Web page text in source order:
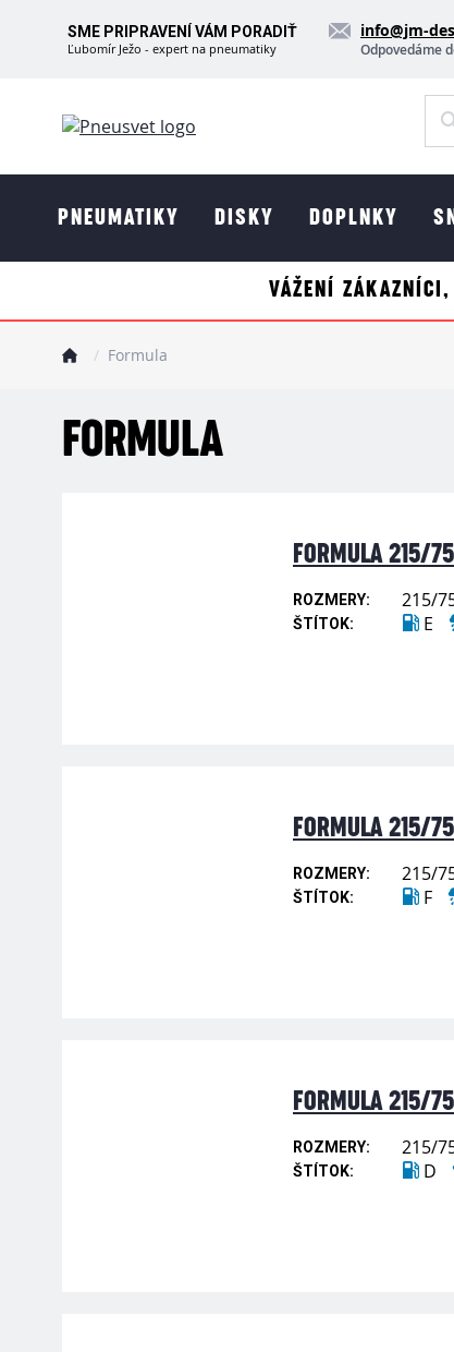
SME PRIPRAVENÍ VÁM PORADIŤ
Ľubomír Ježo - expert na pneumatiky
info@jm-
Odpovedáme
PNEUMATIKY DISKY DOPLNKY
VÁŽENÍ
Formula
FORMULA
FORMULA 215/
ROZMERY: 215/
ŠTÍTOK: E
FORMULA 215/
ROZMERY: 215/
ŠTÍTOK: F
FORMULA 215/
ROZMERY: 215/
ŠTÍTOK: D